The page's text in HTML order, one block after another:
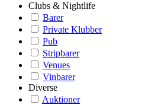
Clubs & Nightlife
Barer
Private Klubber
Pub
Stripbarer
Venues
Vinbarer
Diverse
Auktioner